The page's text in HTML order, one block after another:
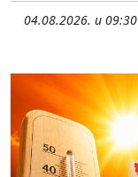
04.08.2026. u 09:30